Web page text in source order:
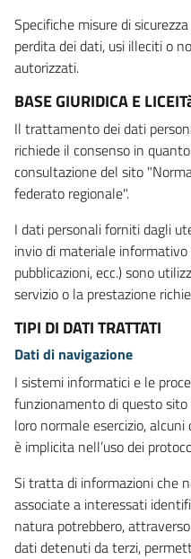
Specifiche misure di
perdita dei dati, usi illeciti o
autorizzati.
BASE GIURIDICA E
Il trattamento dei dati
richiede il consenso in
consultazione del sito
federato regionale".
I dati personali forniti dagli
invio di materiale
pubblicazioni, ecc.) sono
servizio o la prestazione
TIPI DI DATI TRATTATI
Dati di navigazione
I sistemi informatici e le
funzionamento di questo
loro normale esercizio,
è implicita nell’uso dei
Si tratta di informazioni che
associate a interessati
natura potrebbero,
dati detenuti da terzi,